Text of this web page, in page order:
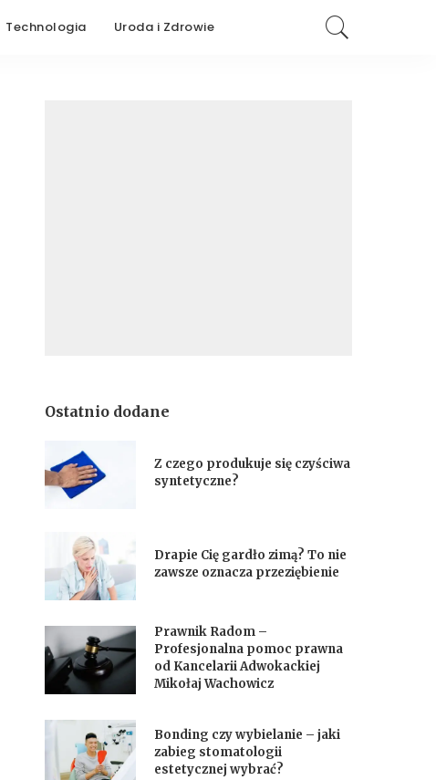
Technologia Uroda i Zdrowie
Ostatnio dodane
Z czego produkuje się czyściwa
syntetyczne?
Drapie Cię gardło zimą? To nie
zawsze oznacza przeziębienie
Prawnik Radom –
Profesjonalna pomoc prawna
od Kancelarii Adwokackiej
Mikołaj Wachowicz
Bonding czy wybielanie – jaki
zabieg stomatologii
estetycznej wybrać?